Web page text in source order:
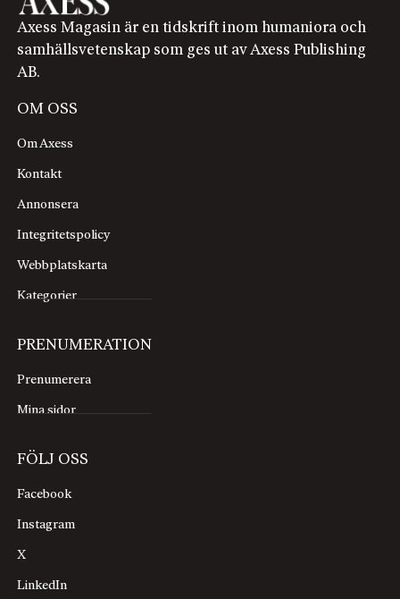
Axess Magasin är en tidskrift inom humaniora och
samhällsvetenskap som ges ut av Axess Publishing
AB.
OM OSS
Om Axess
Kontakt
Annonsera
Integritetspolicy
Webbplatskarta
Kategorier
PRENUMERATION
Prenumerera
Mina sidor
FÖLJ OSS
Facebook
Instagram
X
LinkedIn